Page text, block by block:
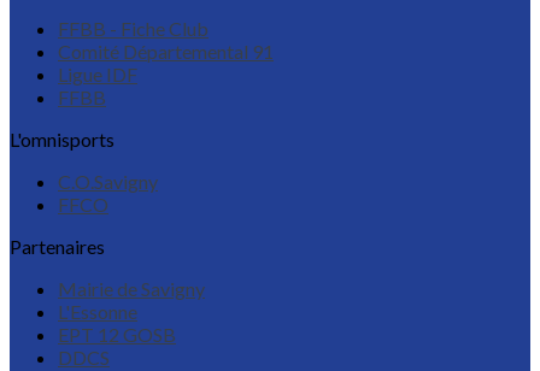
FFBB - Fiche Club
Comité Départemental 91
Ligue IDF
FFBB
L'omnisports
C.O.Savigny
FFCO
Partenaires
Mairie de Savigny
L'Essonne
EPT 12 GOSB
DDCS